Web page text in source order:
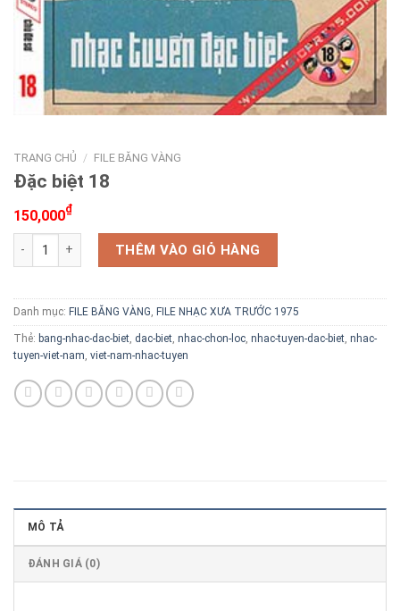
TRANG CHỦ / FILE BĂNG VÀNG
Đặc biệt 18
150,000₫
Đặc biệt 18 số lượng
THÊM VÀO GIỎ HÀNG
Danh mục: FILE BĂNG VÀNG, FILE NHẠC XƯA TRƯỚC 1975
Thẻ: bang-nhac-dac-biet, dac-biet, nhac-chon-loc, nhac-tuyen-dac-biet, nhac-
tuyen-viet-nam, viet-nam-nhac-tuyen
MÔ TẢ
ĐÁNH GIÁ (0)